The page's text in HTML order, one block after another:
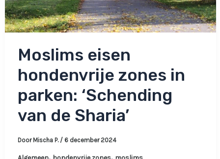
Moslims eisen
hondenvrije zones in
parken: ‘Schending
van de Sharia’
Door Mischa P. / 6 december 2024
, ,